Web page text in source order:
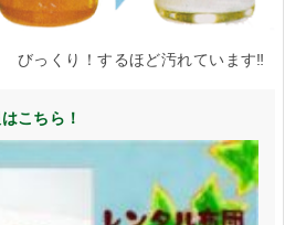
っくり！するほど汚れています‼
こちら！